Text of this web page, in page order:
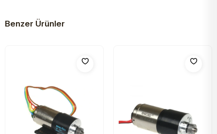
Benzer Ürünler